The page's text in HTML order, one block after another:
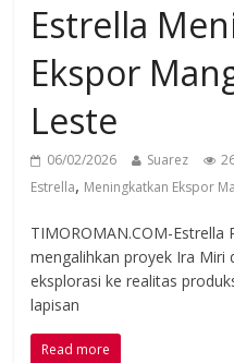
Estrella
Ekspor
Leste
06/02/2026 Suarez
Estrella, Meningkatkan Ekspor
TIMOROMAN.COM-Estrella
mengalihkan proyek Ira Miri
eksplorasi ke realitas
lapisan
Read more